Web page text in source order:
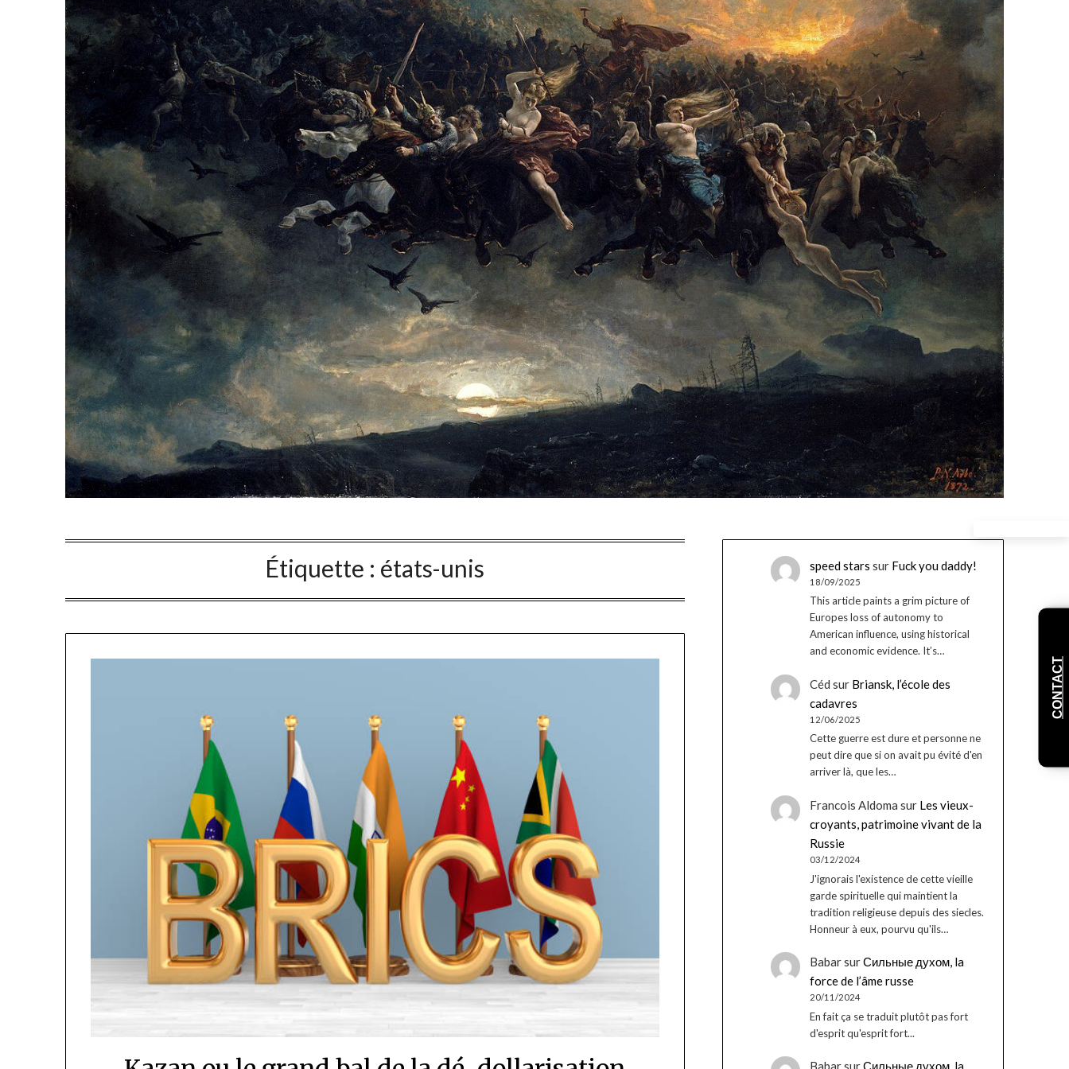
Étiquette : états-unis speed stars sur Fuck you daddy!
18/09/2025
This article paints a grim picture of
Europes loss of autonomy to
American influence, using historical
and economic evidence. It’s…
Céd sur Briansk, l’école des
cadavres
12/06/2025
Cette guerre est dure et personne ne
peut dire que si on avait pu évité d'en
arriver là, que les…
Francois Aldoma sur Les vieux-
croyants, patrimoine vivant de la
Russie
03/12/2024
J'ignorais l'existence de cette vieille
garde spirituelle qui maintient la
tradition religieuse depuis des siecles.
Honneur à eux, pourvu qu'ils…
BabarsurСильные духом, la
force de l’âme russe
20/11/2024
En fait ça se traduit plutôt pas fort
d'esprit qu'esprit fort...
BabarsurСильные духом, la
CONTACT